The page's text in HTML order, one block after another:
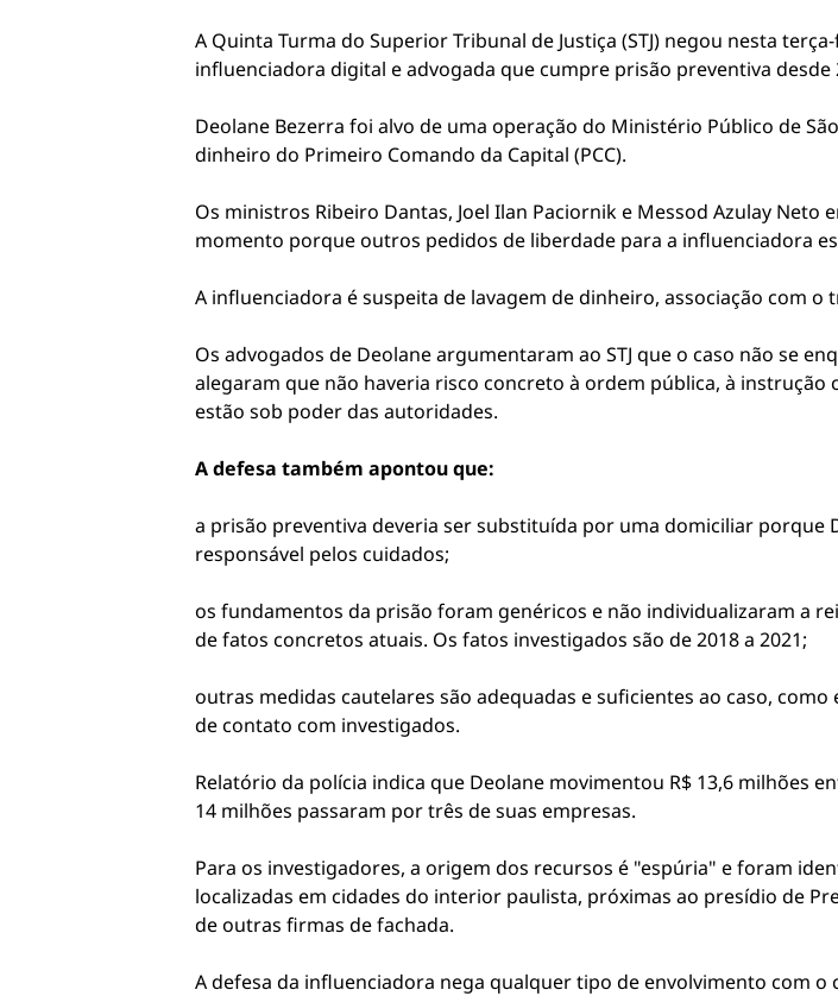
A Quinta Turma do Superior Tribunal de Justiça (STJ) negou nesta
influenciadora digital e advogada que cumpre prisão preventiva desde
Deolane Bezerra foi alvo de uma operação do Ministério Público de
dinheiro do Primeiro Comando da Capital (PCC).
Os ministros Ribeiro Dantas, Joel Ilan Paciornik e Messod Azulay Neto
momento porque outros pedidos de liberdade para a influenciadora
A influenciadora é suspeita de lavagem de dinheiro, associação com
Os advogados de Deolane argumentaram ao STJ que o caso não se
alegaram que não haveria risco concreto à ordem pública, à
estão sob poder das autoridades.
A defesa também apontou que:
a prisão preventiva deveria ser substituída por uma domiciliar porque
responsável pelos cuidados;
os fundamentos da prisão foram genéricos e não individualizaram a
de fatos concretos atuais. Os fatos investigados são de 2018 a 2021;
outras medidas cautelares são adequadas e suficientes ao caso,
de contato com investigados.
Relatório da polícia indica que Deolane movimentou R$ 13,6 milhões
14 milhões passaram por três de suas empresas.
Para os investigadores, a origem dos recursos é "espúria" e foram
localizadas em cidades do interior paulista, próximas ao presídio de
de outras firmas de fachada.
A defesa da influenciadora nega qualquer tipo de envolvimento com